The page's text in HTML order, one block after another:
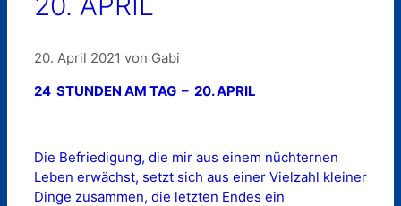
20. April 2021 von Gabi
24 STUNDEN AM TAG – 20. APRIL
Die Befriedigung, die mir aus einem nüchternen
Leben erwächst, setzt sich aus einer Vielzahl kleiner
Dinge zusammen, die letzten Endes ein